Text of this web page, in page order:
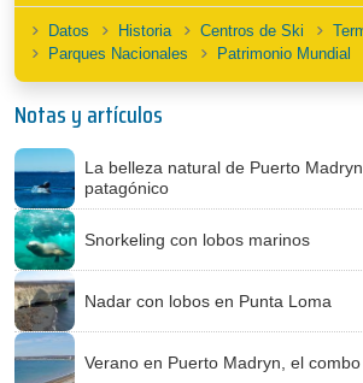
Datos Historia Centros de Ski
Parques Nacionales
Patrimonio Mundial
Notas y artículos
La belleza natural de Puerto
patagónico
Snorkeling con lobos marinos
Nadar con lobos en Punta Loma
Verano en Puerto Madryn, el